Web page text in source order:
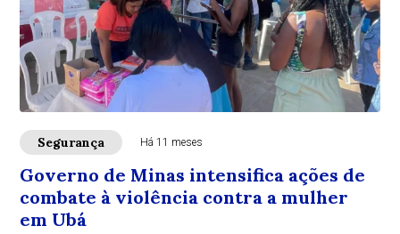
Segurança Há 11 meses
Governo de Minas intensifica ações de
combate à violência contra a mulher
em Ubá